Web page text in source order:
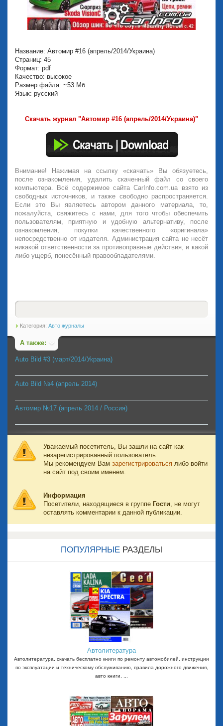
Название: Автомир #16 (апрель/2014/Украина)
Страниц: 45
Формат: pdf
Качество: высокое
Размер файла: ~53 Мб
Язык: русский
Скачать журнал "Автомир #16 (апрель/2014/Украина)"
Внимание! Нажимая на ссылку «скачать» Вы обязуетесь,
после ознакомления, удалить скаченный файл со своего
компьютера. Всё содержимое сайта CarInfo.com.ua взято из
свободных источников, и также свободно распространяется.
Если это Вы являетесь автором данного материала, то,
пожалуйста, свяжитесь с нами, для того чтобы обеспечить
пользователям, приятную и удобную альтернативу, после
ознакомления, покупки качественного «оригинала»
непосредственно от издателя. Администрация сайта не несёт
никакой ответственности за противоправные действия, и какой
либо ущерб, понесённый правообладателями.
Категория: Авто журналы
А также:
Auto Bild #3 (март/2014/Украина)
Auto Bild №4 (апрель 2014)
Автомир №17 (апрель 2014 / Россия)
Уважаемый посетитель, Вы зашли на сайт как
незарегистрированный пользователь.
Мы рекомендуем Вам зарегистрироваться либо войти
на сайт под своим именем.
Информация
Посетители, находящиеся в группе Гости, не могут
оставлять комментарии к данной публикации.
ПОПУЛЯРНЫЕ РАЗДЕЛЫ
Автолитература
Автолитература, скачать бесплатно книги по ремонту автомобилей, инструкции
по эксплуатации и техническому обслуживанию, правила дорожного движения,
авто книги, ...